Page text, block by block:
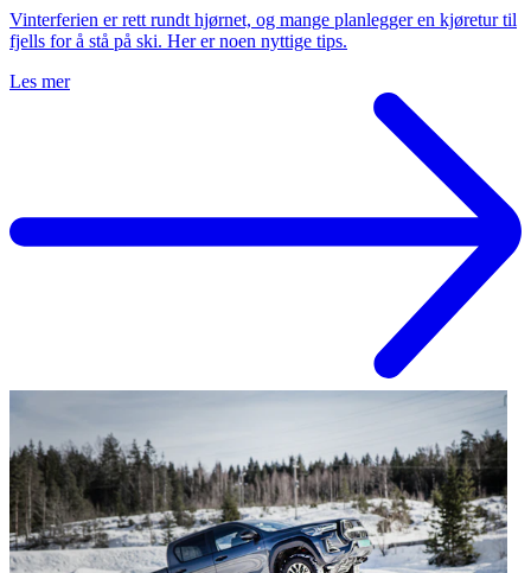
Vinterferien er rett rundt hjørnet, og mange planlegger en kjøretur til
fjells for å stå på ski. Her er noen nyttige tips.
Les mer